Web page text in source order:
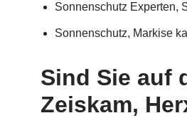
Sonnenschutz Experten,
Sonnenschutz, Markise
Sind Sie auf
Zeiskam,